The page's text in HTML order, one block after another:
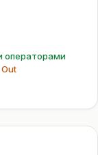
операторами